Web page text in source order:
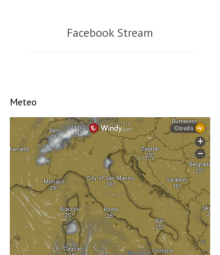
Facebook Stream
Meteo